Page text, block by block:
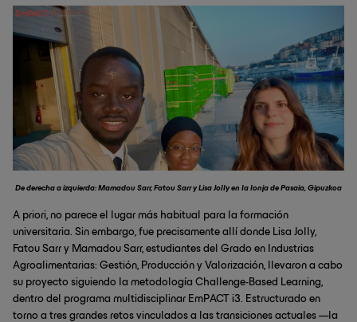
De derecha a izquierda: Mamadou Sarr, Fatou Sarr y Lisa Jolly en la lonja de Pasaia, Gipuzkoa
A priori, no parece el lugar más habitual para la formación
universitaria. Sin embargo, fue precisamente allí donde Lisa Jolly,
Fatou Sarr y Mamadou Sarr, estudiantes del Grado en Industrias
Agroalimentarias: Gestión, Producción y Valorización, llevaron a cabo
su proyecto siguiendo la metodología Challenge-Based Learning,
dentro del programa multidisciplinar EmPACT i3. Estructurado en
torno a tres grandes retos vinculados a las transiciones actuales —la